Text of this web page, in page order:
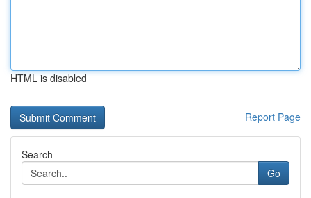
HTML is disabled
Report Page
Search
Go